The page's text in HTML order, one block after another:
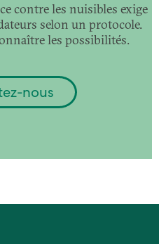
contre les nuisibles exige
selon un protocole.
les possibilités.
nous